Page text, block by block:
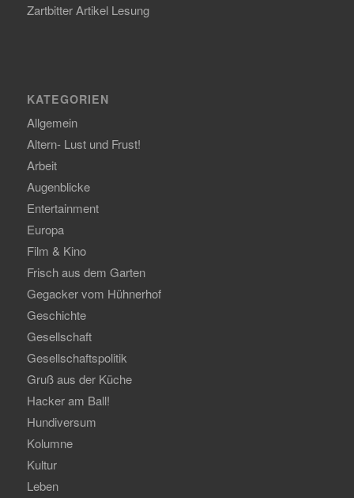
Zartbitter Artikel Lesung
KATEGORIEN
Allgemein
Altern- Lust und Frust!
Arbeit
Augenblicke
Entertainment
Europa
Film & Kino
Frisch aus dem Garten
Gegacker vom Hühnerhof
Geschichte
Gesellschaft
Gesellschaftspolitik
Gruß aus der Küche
Hacker am Ball!
Hundiversum
Kolumne
Kultur
Leben